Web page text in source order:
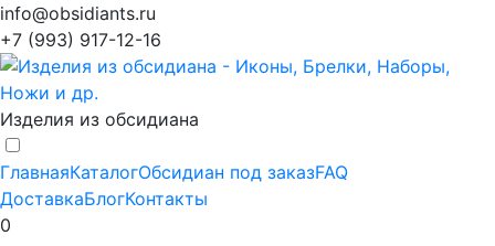
info@obsidiants.ru
+7 (993) 917-12-16
Изделия из обсидиана
ГлавнаяКаталогОбсидиан под заказFAQ
ДоставкаБлогКонтакты
0